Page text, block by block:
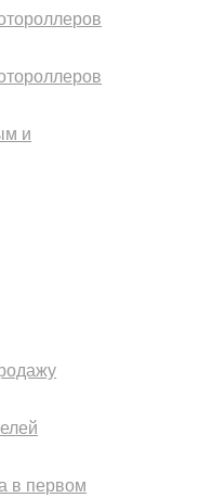
и
в первом